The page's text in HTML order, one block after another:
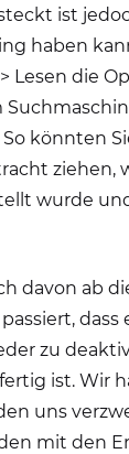
ist
haben
Lesen die
könnten
ziehen,
wurde
davon ab
dass
zu
ist. Wir
uns
mit den